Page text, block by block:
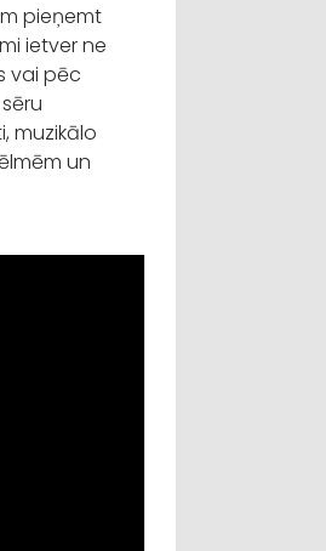
pieņemt
ietver ne
vai pēc
muzikālo
un